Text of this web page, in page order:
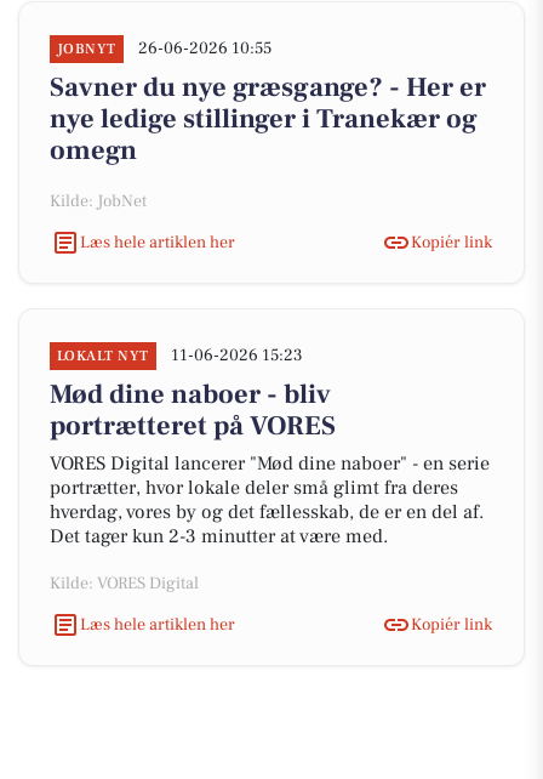
JOBNYT 26-06-2026 10:55
Savner du nye græsgange? - Her er
nye ledige stillinger i Tranekær og
omegn
Kilde: JobNet
Læs hele artiklen her
Kopiér link
LOKALT NYT 11-06-2026 15:23
Mød dine naboer - bliv
portrætteret på VORES
VORES Digital lancerer "Mød dine naboer" - en serie
portrætter, hvor lokale deler små glimt fra deres
hverdag, vores by og det fællesskab, de er en del af.
Det tager kun 2-3 minutter at være med.
Kilde: VORES Digital
Læs hele artiklen her
Kopiér link